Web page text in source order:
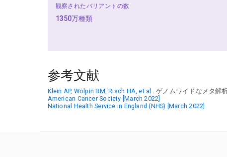
観察されたバリアントの数
1350万種類
参考文献
Klein AP, Wolpin BM, Risch HA, et al
. ゲノムワイドなメタ解
American Cancer Society [March 2022]
National Health Service in England (NHS) [March 2022]